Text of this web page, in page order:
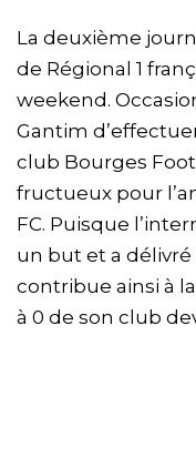
La deuxième
de Régional 1
weekend.
Gantim
club Bourges
fructueux pour
FC. Puisque
un but et a délivré
contribue ainsi à
à 0 de son club